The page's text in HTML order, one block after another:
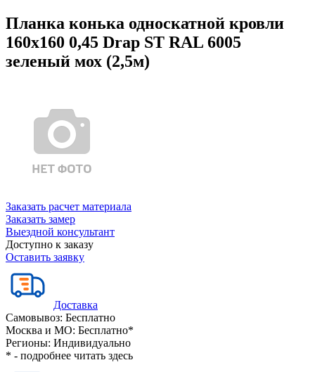
Планка конька односкатной кровли
160x160 0,45 Drap ST RAL 6005
зеленый мох (2,5м)
Заказать расчет материала
Заказать замер
Выездной консультант
Доступно к заказу
Оставить заявку
Доставка
Самовывоз: Бесплатно
Москва и МО: Бесплатно*
Регионы: Индивидуально
* - подробнее читать здесь